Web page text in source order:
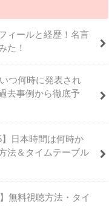
ィールと経歴！名言
た！
つ何時に発表され
去事例から徹底予
】日本時間は何時か
法＆タイムテーブル
無料視聴方法・タイ